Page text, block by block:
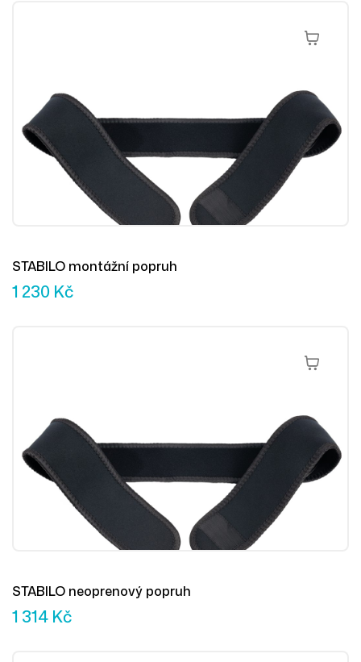
Přidat Do
STABILO montážní popruh
1 230 Kč
Přidat Do
STABILO neoprenový popruh
1 314 Kč